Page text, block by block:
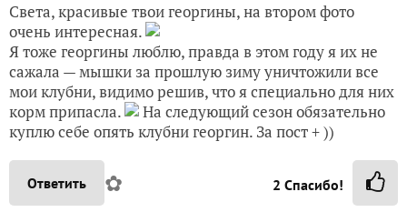
Света, красивые твои георгины, на втором фото
очень интересная.
Я тоже георгины люблю, правда в этом году я их не
сажала — мышки за прошлую зиму уничтожили все
мои клубни, видимо решив, что я специально для них
корм припасла.
На следующий сезон обязательно
куплю себе опять клубни георгин. За пост + ))
Ответить ✿ 2 Спасибо!